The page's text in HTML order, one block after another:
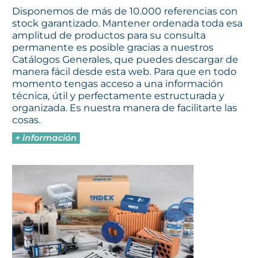
Disponemos de más de 10.000 referencias con
stock garantizado. Mantener ordenada toda esa
amplitud de productos para su consulta
permanente es posible gracias a nuestros
Catálogos Generales, que puedes descargar de
manera fácil desde esta web. Para que en todo
momento tengas acceso a una información
técnica, útil y perfectamente estructurada y
organizada. Es nuestra manera de facilitarte las
cosas.
+ información